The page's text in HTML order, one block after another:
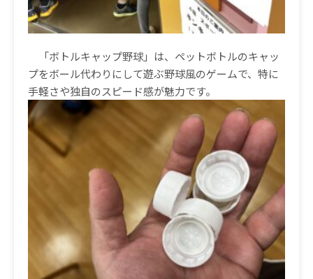
「ボトルキャップ野球」は、ペットボトルのキャッ
プをボール代わりにして遊ぶ野球風のゲームで、特に
手軽さや独自のスピード感が魅力です。